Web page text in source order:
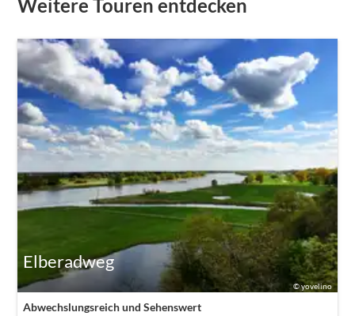
Weitere Touren entdecken
©yovelino
Elberadweg
Abwechslungsreich und Sehenswert